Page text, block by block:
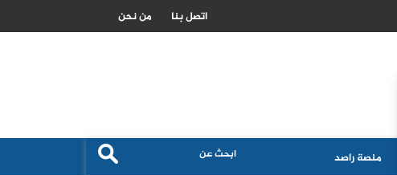
الاحتلال يطرح عطاء لبناء وحدات استيطانية جديدة في القدس
من نحن اتصل بنا
منصة راصد